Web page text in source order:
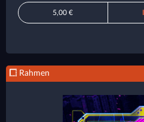
5,00 €
Rahmen